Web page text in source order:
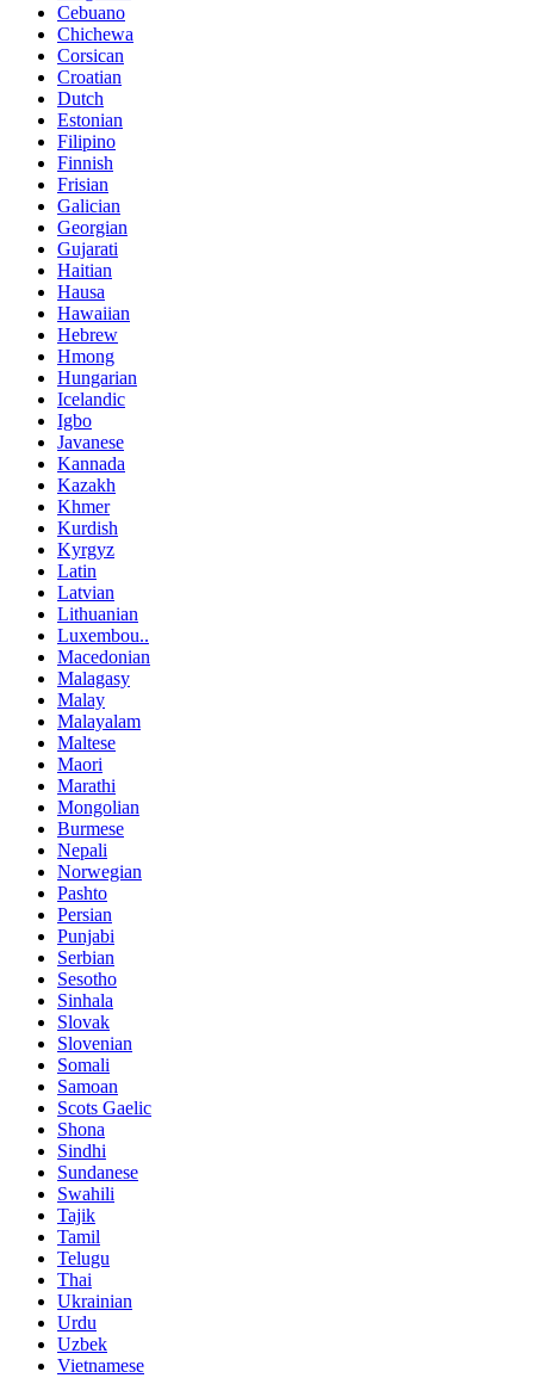
Cebuano
Chichewa
Corsican
Croatian
Dutch
Estonian
Filipino
Finnish
Frisian
Galician
Georgian
Gujarati
Haitian
Hausa
Hawaiian
Hebrew
Hmong
Hungarian
Icelandic
Igbo
Javanese
Kannada
Kazakh
Khmer
Kurdish
Kyrgyz
Latin
Latvian
Lithuanian
Luxembou..
Macedonian
Malagasy
Malay
Malayalam
Maltese
Maori
Marathi
Mongolian
Burmese
Nepali
Norwegian
Pashto
Persian
Punjabi
Serbian
Sesotho
Sinhala
Slovak
Slovenian
Somali
Samoan
Scots Gaelic
Shona
Sindhi
Sundanese
Swahili
Tajik
Tamil
Telugu
Thai
Ukrainian
Urdu
Uzbek
Vietnamese